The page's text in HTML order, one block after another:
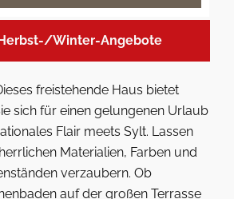
Winter-Angebote
freistehende Haus bietet
sich für einen gelungenen Urlaub
Flair meets Sylt. Lassen
Materialien, Farben und
verzaubern. Ob
auf der großen Terrasse